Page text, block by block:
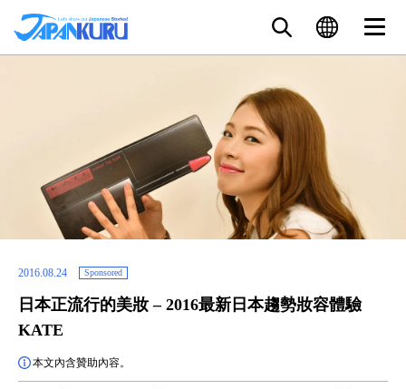
2016.08.24 Sponsored
日本正流行的美妝 – 2016最新日本趨勢妝容體驗
KATE
本文內含贊助內容。